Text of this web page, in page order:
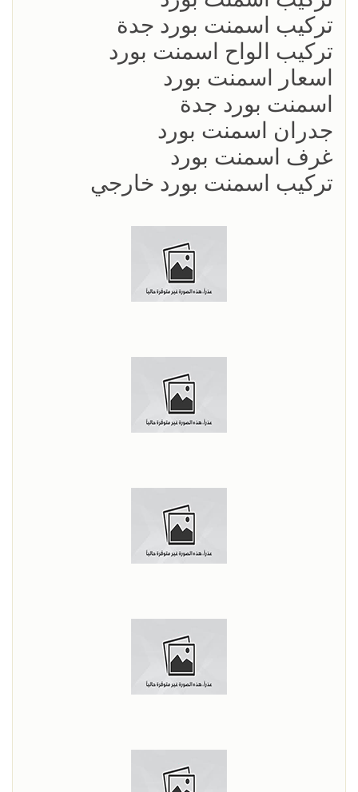
تركيب اسمنت بورد جدة
تركيب الواح اسمنت بورد
اسعار اسمنت بورد
اسمنت بورد جدة
جدران اسمنت بورد
غرف اسمنت بورد
تركيب اسمنت بورد خارجي